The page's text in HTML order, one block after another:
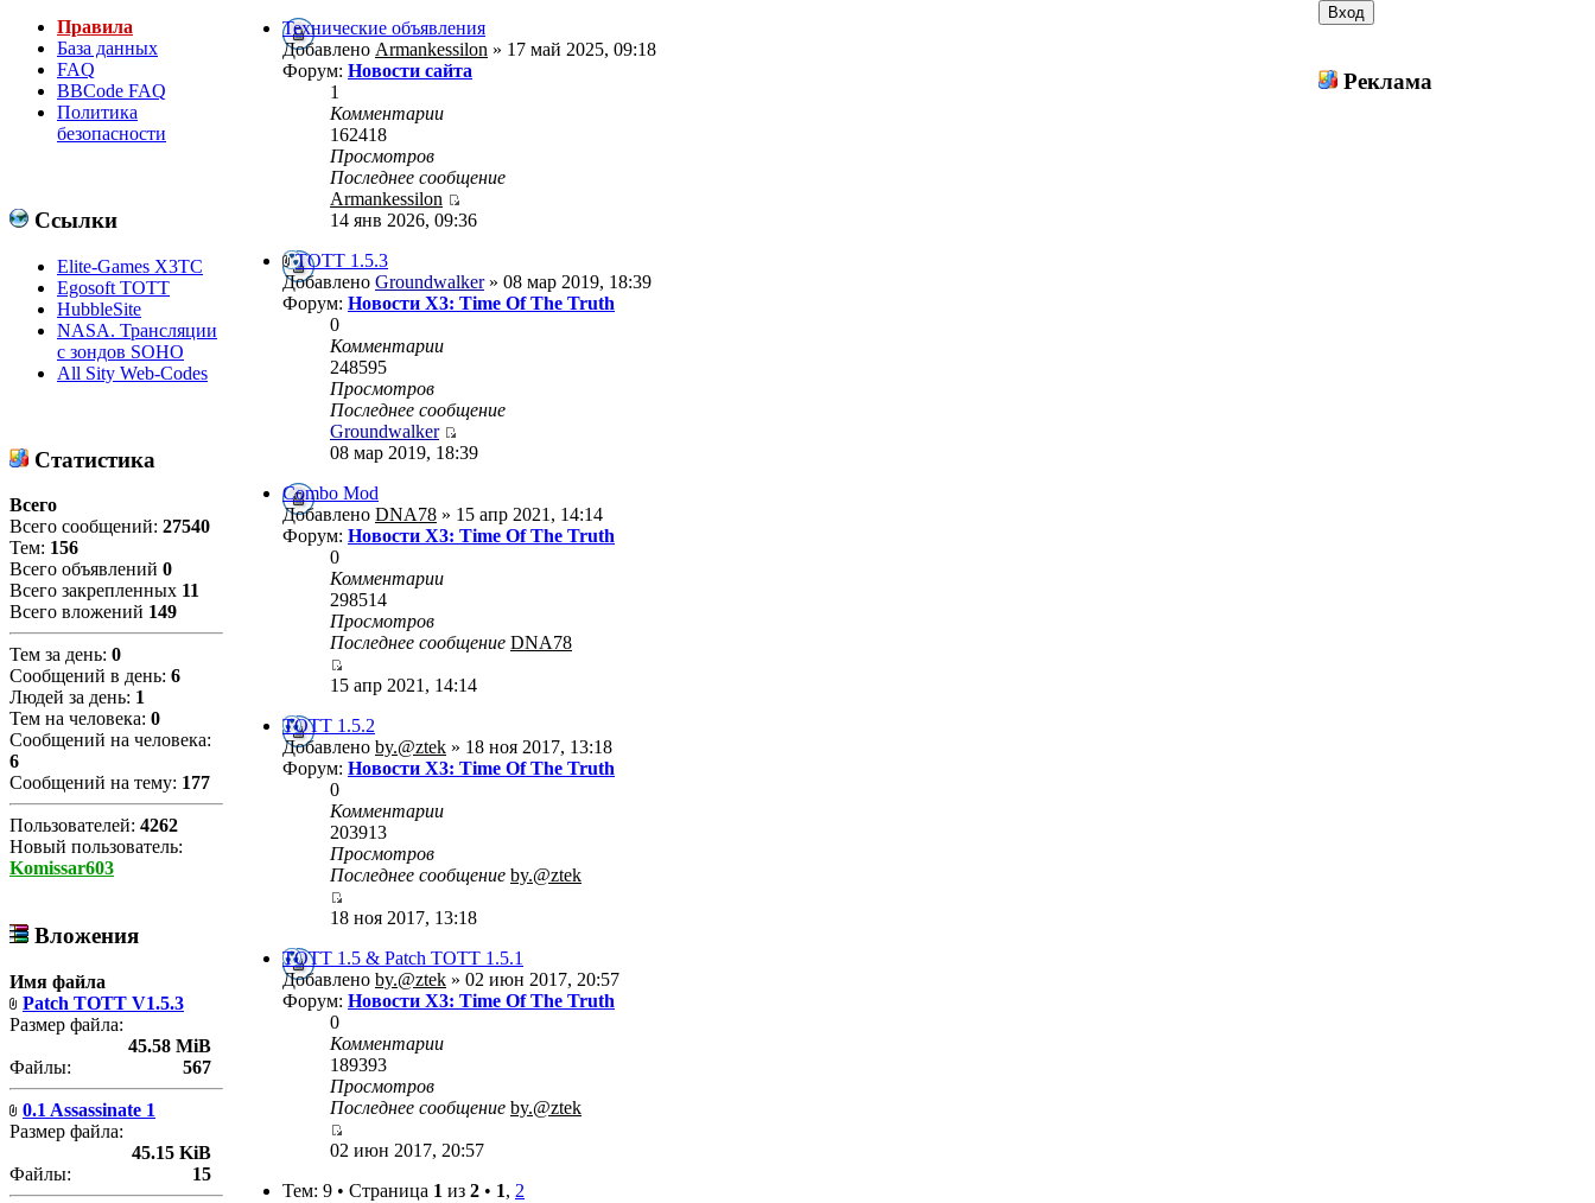
Правила
База данных
FAQ
BBCode FAQ
Политика
безопасности
Ссылки
Elite-Games X3TC
Egosoft TOTT
HubbleSite
NASA. Трансляции
с зондов SOHO
All Sity Web-Codes
Статистика
Всего
Всего сообщений: 27540
Тем: 156
Всего объявлений 0
Всего закрепленных 11
Всего вложений 149
Тем за день: 0
Сообщений в день: 6
Людей за день: 1
Тем на человека: 0
Сообщений на человека:
6
Сообщений на тему: 177
Пользователей: 4262
Новый пользователь:
Komissar603
Вложения
Имя файла
Patch TOTT V1.5.3
Размер файла:
45.58 MiB
Файлы:
567
0.1 Assassinate 1
Размер файла:
45.15 KiB
Файлы:
15
Технические объявления
Добавлено Armankessilon » 17 май 2025, 09:18
Форум: Новости сайта
1
Комментарии
162418
Просмотров
Последнее сообщение
Armankessilon
14 янв 2026, 09:36
ТОТТ 1.5.3
Добавлено Groundwalker» 08 мар 2019, 18:39
Форум: Новости X3: Time Of The Truth
0
Комментарии
248595
Просмотров
Последнее сообщение
Groundwalker
08 мар 2019, 18:39
Combo Mod
Добавлено DNA78 » 15 апр 2021, 14:14
Форум: Новости X3: Time Of The Truth
0
Комментарии
298514
Просмотров
Последнее сообщение DNA78
15 апр 2021, 14:14
TOTT 1.5.2
Добавлено by.@ztek » 18 ноя 2017, 13:18
Форум: Новости X3: Time Of The Truth
0
Комментарии
203913
Просмотров
Последнее сообщение by.@ztek
18 ноя 2017, 13:18
TOTT 1.5 & Patch TOTT 1.5.1
Добавлено by.@ztek » 02 июн 2017, 20:57
Форум: Новости X3: Time Of The Truth
0
Комментарии
189393
Просмотров
Последнее сообщение by.@ztek
02 июн 2017, 20:57
Тем: 9 • Страница 1 из 2 • 1, 2
Реклама